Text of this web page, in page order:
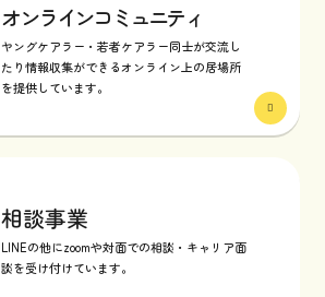
オンラインコミュニティ
ヤングケアラー・若者ケアラー同士が交流し
たり情報収集ができるオンライン上の居場所
を提供しています。
相談事業
LINEの他にzoomや対面での相談・キャリア面
談を受け付けています。